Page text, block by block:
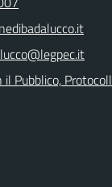
Pubblico, Protocoll